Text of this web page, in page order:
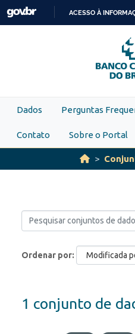
Skip to main content
ACESSO À
Dados Perguntas
Contato Sobre o Portal
Ordenar por
1 conjunto de